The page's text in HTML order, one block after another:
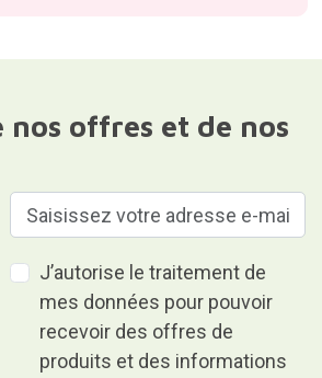
nos offres et de nos
J’autorise le traitement de
mes données pour pouvoir
recevoir des offres de
produits et des informations